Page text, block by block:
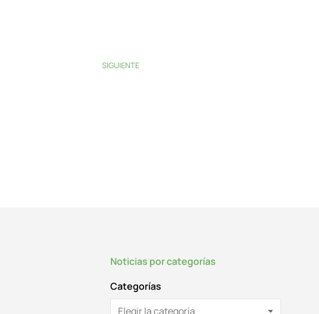
SIGUIENTE
Noticias por categorías
Categorías